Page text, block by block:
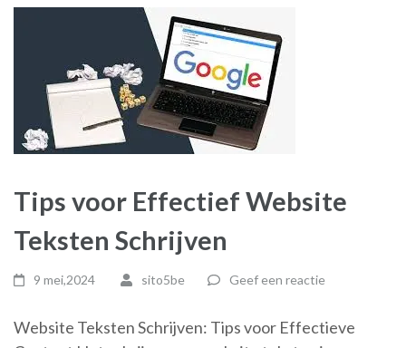
Tips voor Effectief Website
Teksten Schrijven
9 mei,2024 sito5be Geef een reactie
Website Teksten Schrijven: Tips voor Effectieve